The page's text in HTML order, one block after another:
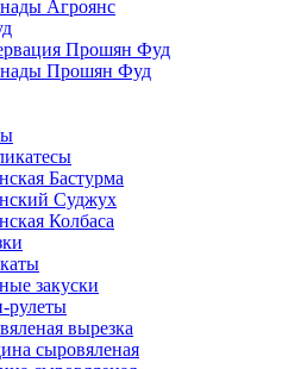
Агроянс
Прошян Фуд
Прошян Фуд
Бастурма
Суджух
Колбаса
закуски
вырезка
сыровяленая